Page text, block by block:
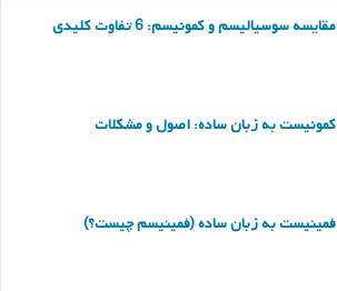
مقایسه سوسیالیسم و کمونیسم: 6 تفاوت کلیدی
کمونیست به زبان ساده: اصول و مشکلات
فمینیست به زبان ساده (فمینیسم چیست؟)